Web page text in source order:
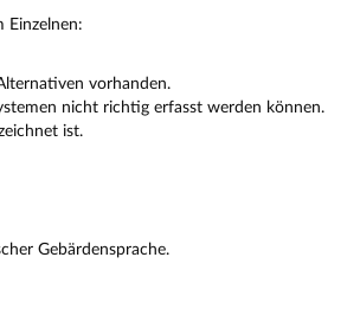
Einzelnen:
vorhanden.
nicht richtig erfasst werden können.
ist.
Gebärdensprache.